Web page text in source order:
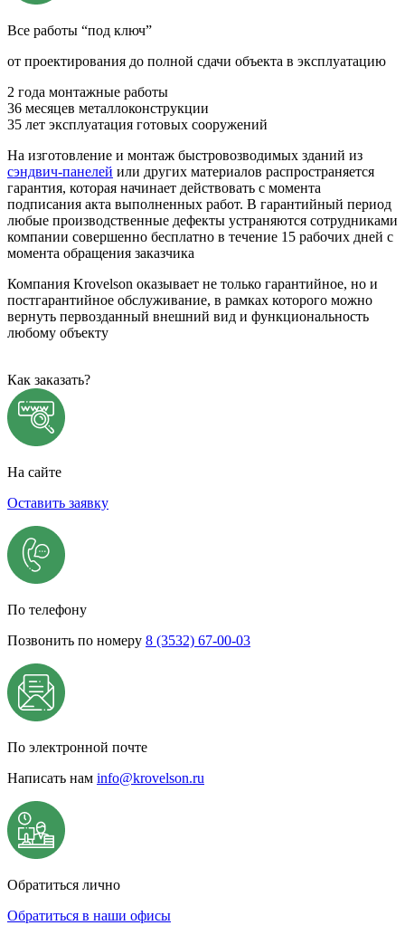
Все работы “под ключ”
от проектирования до полной сдачи объекта в эксплуатацию
2 года монтажные работы
36 месяцев металлоконструкции
35 лет эксплуатация готовых сооружений
На изготовление и монтаж быстровозводимых зданий из
сэндвич-панелей или других материалов распространяется
гарантия, которая начинает действовать с момента
подписания акта выполненных работ. В гарантийный период
любые производственные дефекты устраняются сотрудниками
компании совершенно бесплатно в течение 15 рабочих дней с
момента обращения заказчика
Компания Krovelson оказывает не только гарантийное, но и
постгарантийное обслуживание, в рамках которого можно
вернуть первозданный внешний вид и функциональность
любому объекту
Как заказать?
На сайте
Оставить заявку
По телефону
Позвонить по номеру 8 (3532) 67-00-03
По электронной почте
Написать нам info@krovelson.ru
Обратиться лично
Обратиться в наши офисы